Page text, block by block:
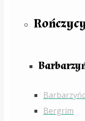
Bergrim